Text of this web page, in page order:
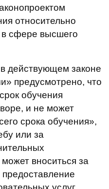
относительно
в сфере высшего
действующем законе
предусмотрено, что
обучения
и не может
срока обучения»,
или за
вноситься за